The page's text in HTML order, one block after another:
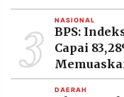
MEDIA
PRAMUDITA
3 NASIONAL
BPS:
Capai
DAERAH